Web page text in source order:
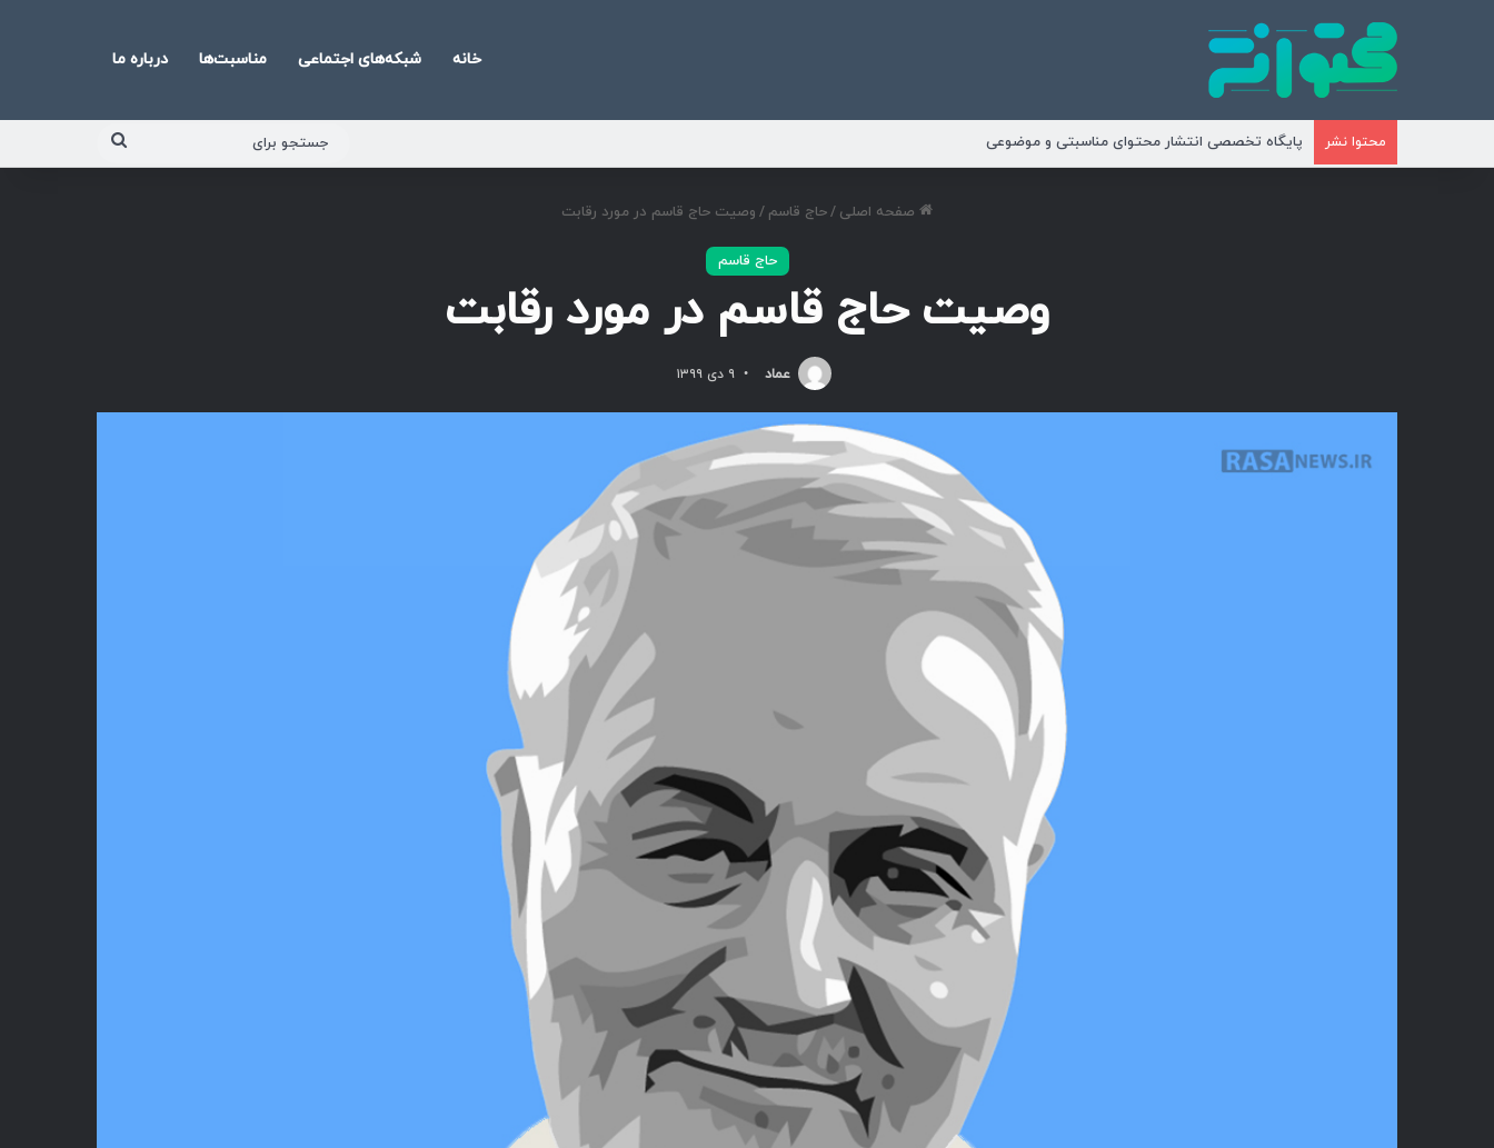
خانه شبکه‌های اجتماعی مناسبت‌ها درباره ما
محتوا نشر پایگاه تخصصی انتشار محتوای مناسبتی و موضوعی
صفحه اصلی /حاج قاسم / وصیت حاج قاسم در مورد رقابت
حاج قاسم
وصیت حاج قاسم در مورد رقابت
عماد ۹ دی ۱۳۹۹